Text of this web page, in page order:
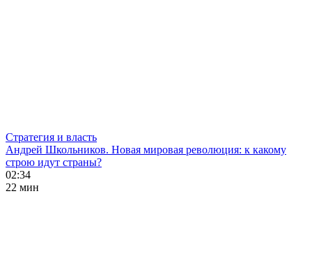
Стратегия и власть
Андрей Школьников. Новая мировая революция: к какому
строю идут страны?
02:34
22 мин